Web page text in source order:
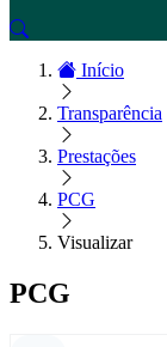
Início
Transparência
Prestações
PCG
Visualizar
PCG